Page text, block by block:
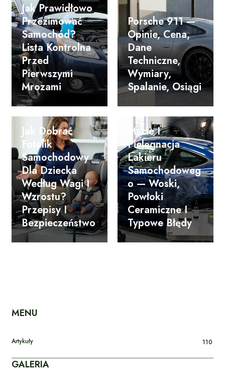
Jak Prawidłowo
Przezimować
Samochód?
Lista Kontrolna
Przed
Pierwszymi
Mrozami
Porsche 911 —
Opinie, Cena,
Dane
Techniczne,
Wymiary,
Spalanie, Osiągi
Jak Dobrać
Fotelik
Samochodowy
Dla Dziecka
Według Wagi I
Wzrostu?
Przepisy I
Bezpieczeństwo
Mycie I
Pielęgnacja
Lakieru
Samochodoweg
O — Woski,
Powłoki
Ceramiczne I
Typowe Błędy
MENU
Artykuły 110
GALERIA